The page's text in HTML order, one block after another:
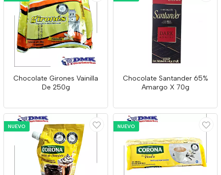
Chocolate Girones Vainilla
De 250g
Chocolate Santander 65%
Amargo X 70g
NUEVO NUEVO